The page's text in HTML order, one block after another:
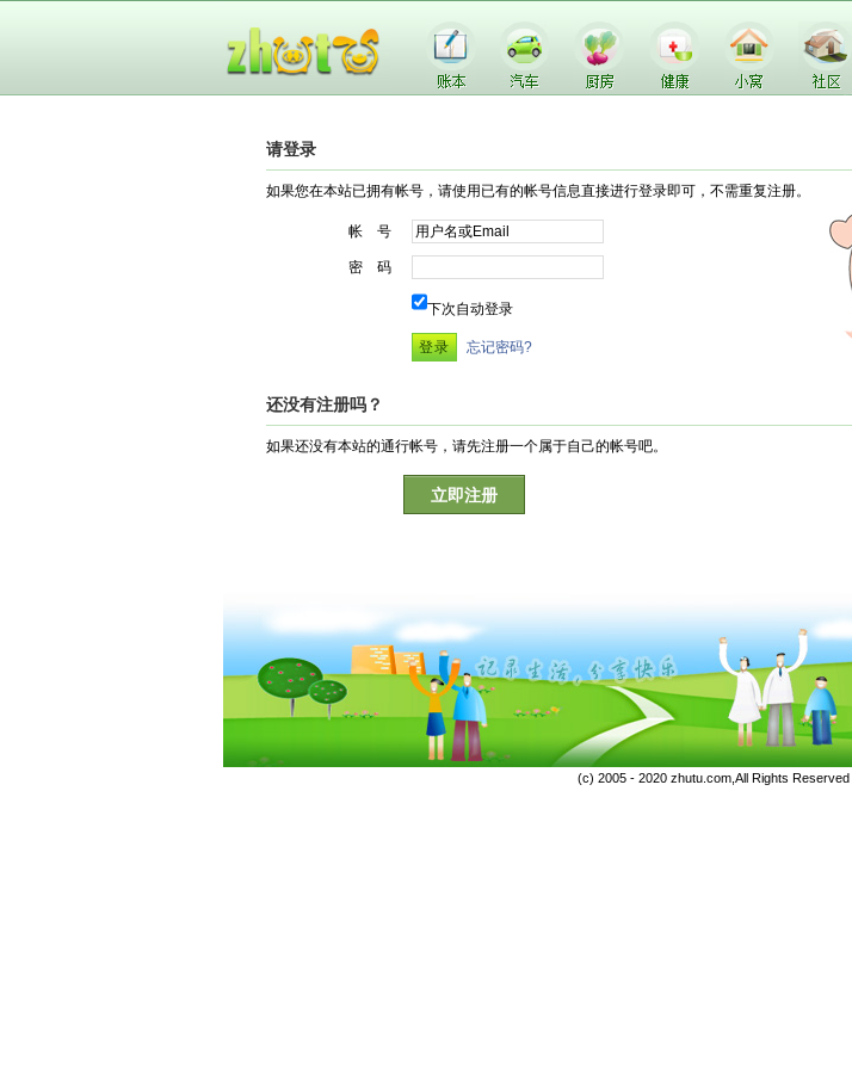
请登录
如果您在本站已拥有帐号，请使用已有的帐号信息直接进行登录即可，不需重复注册。
帐 号
密 码
下次自动登录
忘记密码?
还没有注册吗？
如果还没有本站的通行帐号，请先注册一个属于自己的帐号吧。
立即注册
(c) 2005 - 2020 zhutu.com,All Rights Reserved